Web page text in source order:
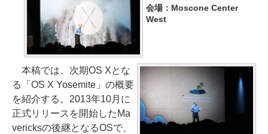
会場：Moscone Center
West
本稿では、次期OS Xとな
る「OS X Yosemite」の概要
を紹介する。2013年10月に
正式リリースを開始したMa
vericksの後継となるOSで、